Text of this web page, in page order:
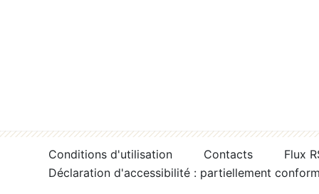
Conditions d'utilisation Contacts
Flux
Déclaration d'accessibilité : partiellement